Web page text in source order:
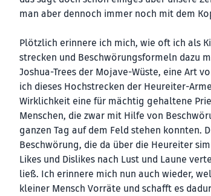
man aber dennoch immer noch mit dem
Plötzlich erinnere ich mich, wie oft ich als
strecken und Beschwörungsformeln dazu
Joshua-Trees der Mojave-Wüste, eine Art
ich dieses Hochstrecken der Heureiter-
Wirklichkeit eine für mächtig gehaltene
Menschen, die zwar mit Hilfe von
ganzen Tag auf dem Feld stehen konnten.
Beschwörung, die da über die Heureiter
Likes und Dislikes nach Lust und Laune
ließ. Ich erinnere mich nun auch wieder,
kleiner Mensch Vorräte und schafft es